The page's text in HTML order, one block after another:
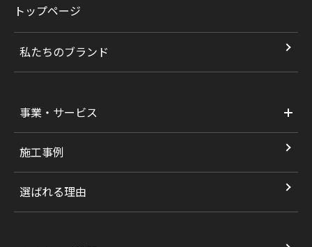
トップページ
私たちのブランド
事業・サービス
施工事例
選ばれる理由